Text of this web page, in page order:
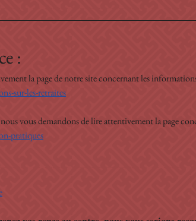
:
la page de notre site concernant les
sur-les-retraites
vous demandons de lire attentivement la page
pratiques